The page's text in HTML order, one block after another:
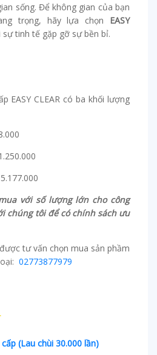
sống. Để không gian của bạn
trọng, hãy lựa chọn EASY
tinh tế gặp gỡ sự bền bỉ.
EASY CLEAR có ba khối lượng
với số lượng lớn cho công
chúng tôi để có chính sách ưu
tư vấn chọn mua sản phầm
02773877979
(Lau chùi 30.000 lần)